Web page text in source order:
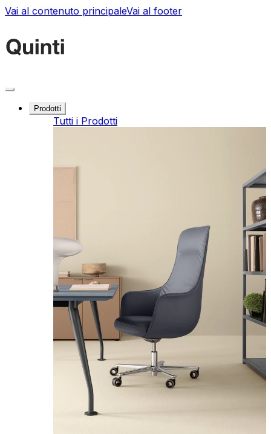
Vai al contenuto principaleVai al footer
Prodotti
Tutti i Prodotti